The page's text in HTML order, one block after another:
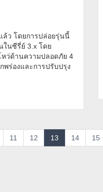
ล้ว โดยการปล่อยรุ่นนี้
นซีรี่ย์ 3.x โดย
หว่ด้านความปลอดภัย 4
พร่องและการปรับปรุง
11 12 13 14 15